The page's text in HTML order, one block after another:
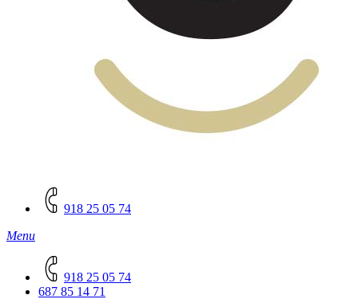
918 25 05 74
Menu
918 25 05 74
687 85 14 71